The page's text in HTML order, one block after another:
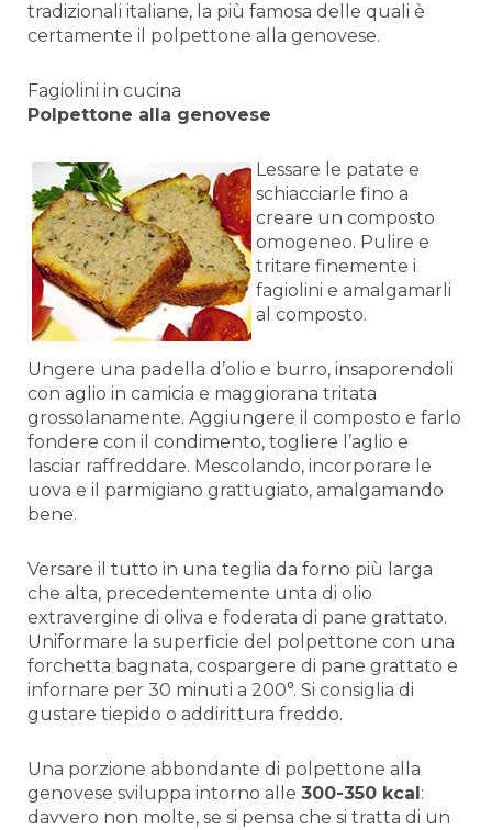
tradizionali italiane, la più famosa delle quali è
certamente il polpettone alla genovese.
Fagiolini in cucina
Polpettone alla genovese
Lessare le patate e
schiacciarle fino a
creare un composto
omogeneo. Pulire e
tritare finemente i
fagiolini e amalgamarli
al composto.
Ungere una padella d’olio e burro, insaporendoli
con aglio in camicia e maggiorana tritata
grossolanamente. Aggiungere il composto e farlo
fondere con il condimento, togliere l’aglio e
lasciar raffreddare. Mescolando, incorporare le
uova e il parmigiano grattugiato, amalgamando
bene.
Versare il tutto in una teglia da forno più larga
che alta, precedentemente unta di olio
extravergine di oliva e foderata di pane grattato.
Uniformare la superficie del polpettone con una
forchetta bagnata, cospargere di pane grattato e
infornare per 30 minuti a 200°. Si consiglia di
gustare tiepido o addirittura freddo.
Una porzione abbondante di polpettone alla
genovese sviluppa intorno alle 300-350 kcal :
davvero non molte, se si pensa che si tratta di un